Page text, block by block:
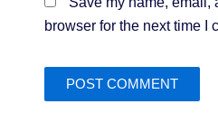
browser for the next time I